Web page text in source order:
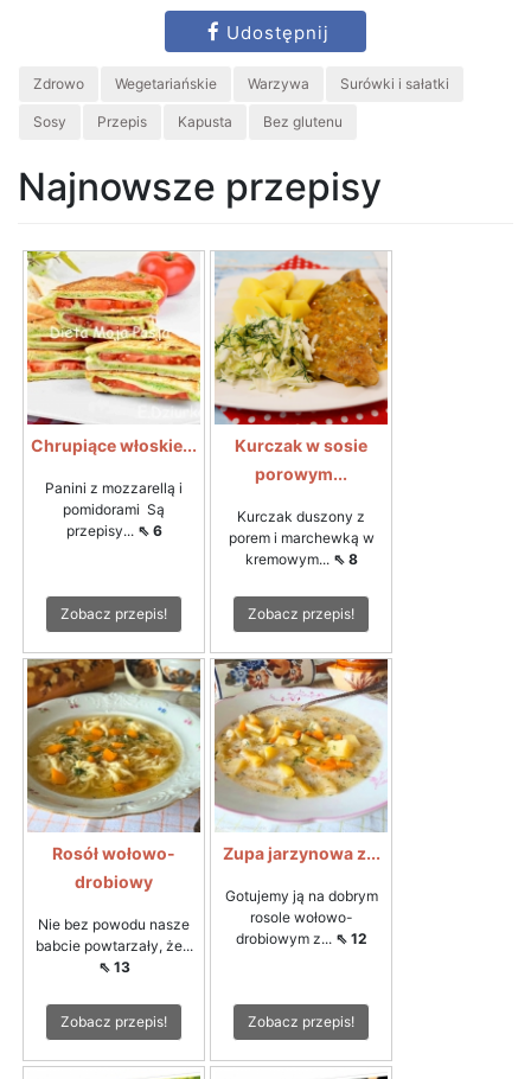
Udostępnij
Zdrowo Wegetariańskie Warzywa Surówki i sałatki
Sosy Przepis Kapusta Bez glutenu
Najnowsze przepisy
Chrupiące włoskie...
Panini z mozzarellą i
pomidorami Są
przepisy... ⇖ 6
Zobacz przepis!
Kurczak w sosie
porowym...
Kurczak duszony z
porem i marchewką w
kremowym... ⇖ 8
Zobacz przepis!
Rosół wołowo-
drobiowy
Nie bez powodu nasze
babcie powtarzały, że...
⇖ 13
Zobacz przepis!
Zupa jarzynowa z...
Gotujemy ją na dobrym
rosole wołowo-
drobiowym z... ⇖ 12
Zobacz przepis!